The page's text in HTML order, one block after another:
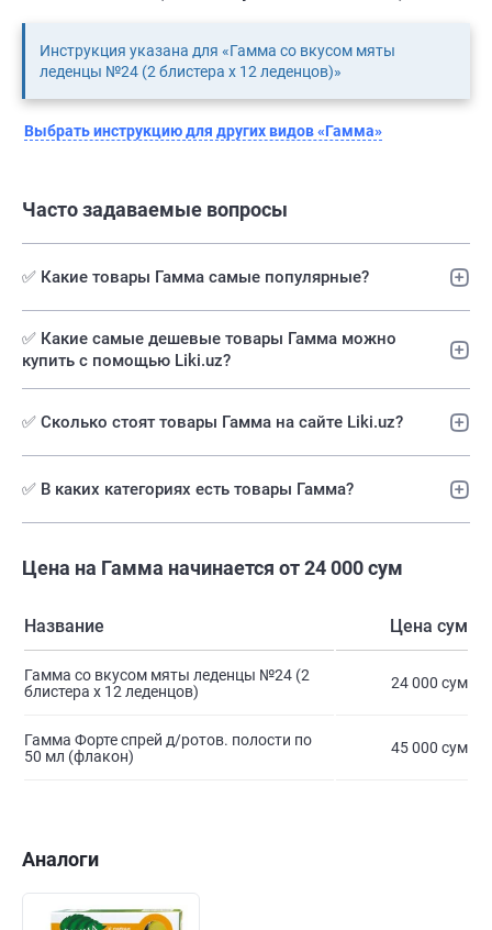
Инструкция указана для «Гамма со вкусом мяты
леденцы №24 (2 блистера х 12 леденцов)»
Выбрать инструкцию для других видов «Гамма»
Часто задаваемые вопросы
✅ Какие товары Гамма самые популярные?
✅️ Какие самые дешевые товары Гамма можно
купить с помощью Liki.uz?
✅ Сколько стоят товары Гамма на сайте Liki.uz?
✅ В каких категориях есть товары Гамма?
Цена на Гамма начинается от 24 000 сум
Название Цена сум
Гамма со вкусом мяты леденцы №24 (2
блистера х 12 леденцов)
24 000 сум
Гамма Форте спрей д/ротов. полости по
50 мл (флакон)
45 000 сум
Аналоги